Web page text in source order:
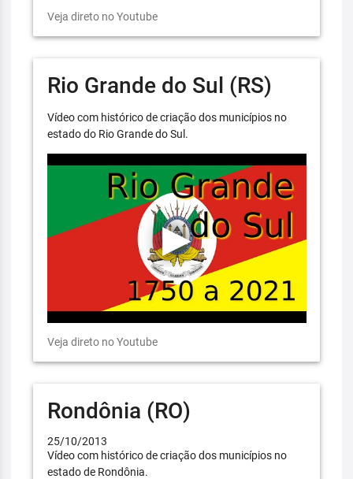
Veja direto no Youtube
Rio Grande do Sul (RS)
Vídeo com histórico de criação dos municípios no
estado do Rio Grande do Sul.
Veja direto no Youtube
Rondônia (RO)
25/10/2013
Vídeo com histórico de criação dos municípios no
estado de Rondônia.